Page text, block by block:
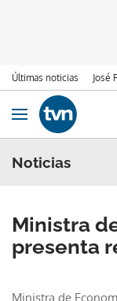
Últimas noticias José
Ir al contenido
Obrir navegació
Noticias
Ministra
presenta
Ministra de